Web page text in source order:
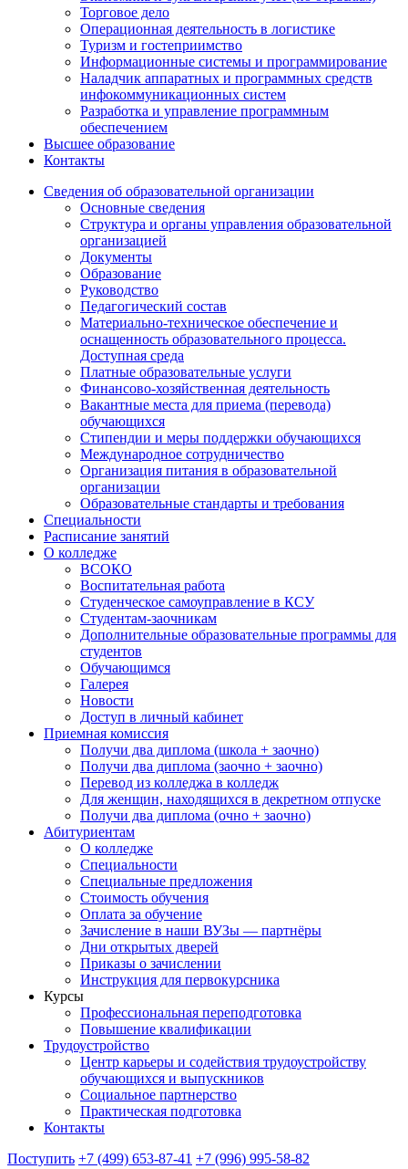
Торговое дело
Операционная деятельность в логистике
Туризм и гостеприимство
Информационные системы и программирование
Наладчик аппаратных и программных средств
инфокоммуникационных систем
Разработка и управление программным
обеспечением
Высшее образование
Контакты
Сведения об образовательной организации
Основные сведения
Структура и органы управления образовательной
организацией
Документы
Образование
Руководство
Педагогический состав
Материально-техническое обеспечение и
оснащенность образовательного процесса.
Доступная среда
Платные образовательные услуги
Финансово-хозяйственная деятельность
Вакантные места для приема (перевода)
обучающихся
Стипендии и меры поддержки обучающихся
Международное сотрудничество
Организация питания в образовательной
организации
Образовательные стандарты и требования
Специальности
Расписание занятий
О колледже
ВСОКО
Воспитательная работа
Студенческое самоуправление в КСУ
Студентам-заочникам
Дополнительные образовательные программы для
студентов
Обучающимся
Галерея
Новости
Доступ в личный кабинет
Приемная комиссия
Получи два диплома (школа + заочно)
Получи два диплома (заочно + заочно)
Перевод из колледжа в колледж
Для женщин, находящихся в декретном отпуске
Получи два диплома (очно + заочно)
Абитуриентам
О колледже
Специальности
Специальные предложения
Стоимость обучения
Оплата за обучение
Зачисление в наши ВУЗы — партнёры
Дни открытых дверей
Приказы о зачислении
Инструкция для первокурсника
Курсы
Профессиональная переподготовка
Повышение квалификации
Трудоустройство
Центр карьеры и содействия трудоустройству
обучающихся и выпускников
Социальное партнерство
Практическая подготовка
Контакты
Поступить +7 (499) 653-87-41 +7 (996) 995-58-82